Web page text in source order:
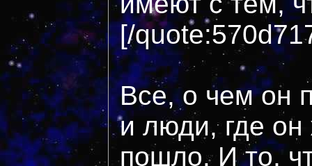
[/
Все, о чем он
и люди, где
пошло. И то,